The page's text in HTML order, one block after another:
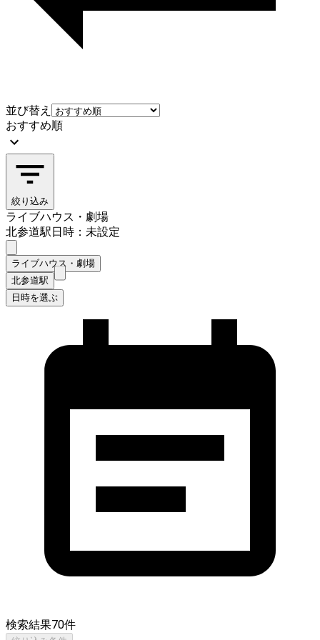
並び替え
おすすめ順
絞り込み
ライブハウス・劇場
北参道駅日時：未設定
ライブハウス・劇場
北参道駅
日時を選ぶ
検索結果70件